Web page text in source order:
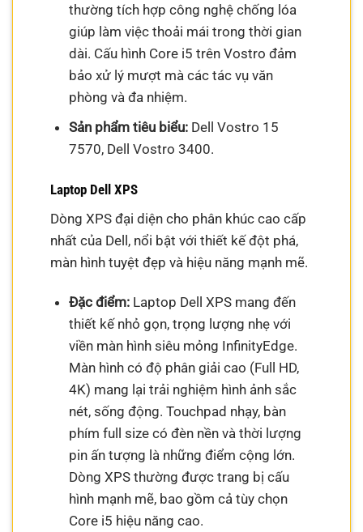
thường tích hợp công nghệ chống lóa
giúp làm việc thoải mái trong thời gian
dài. Cấu hình Core i5 trên Vostro đảm
bảo xử lý mượt mà các tác vụ văn
phòng và đa nhiệm.
Sản phẩm tiêu biểu:Dell Vostro 15
7570, Dell Vostro 3400.
Laptop Dell XPS
Dòng XPS đại diện cho phân khúc cao cấp
nhất của Dell, nổi bật với thiết kế đột phá,
màn hình tuyệt đẹp và hiệu năng mạnh mẽ.
Đặc điểm:Laptop Dell XPS mang đến
thiết kế nhỏ gọn, trọng lượng nhẹ với
viền màn hình siêu mỏng InfinityEdge.
Màn hình có độ phân giải cao (Full HD,
4K) mang lại trải nghiệm hình ảnh sắc
nét, sống động. Touchpad nhạy, bàn
phím full size có đèn nền và thời lượng
pin ấn tượng là những điểm cộng lớn.
Dòng XPS thường được trang bị cấu
hình mạnh mẽ, bao gồm cả tùy chọn
Core i5 hiệu năng cao.